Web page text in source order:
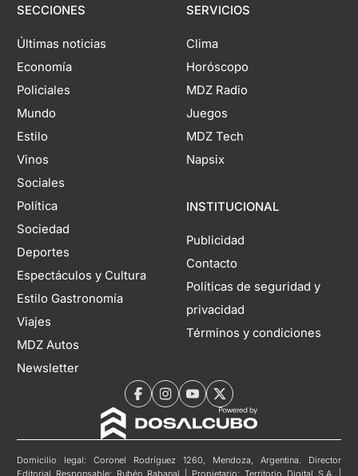
SECCIONES
Últimas noticias
Economía
Policiales
Mundo
Estilo
Vinos
Sociales
Política
Sociedad
Deportes
Espectáculos y Cultura
Estilo Gastronomía
Viajes
MDZ Autos
Newsletter
SERVICIOS
Clima
Horóscopo
MDZ Radio
Juegos
MDZ Tech
Napsix
INSTITUCIONAL
Publicidad
Contacto
Políticas de seguridad y
privacidad
Términos y condiciones
Domicilio legal: Coronel Rodríguez 1260, Mendoza, Argentina. Director
Editorial Responsable: Rubén Rabanal | Propietario: Territorio Digital S.A. |